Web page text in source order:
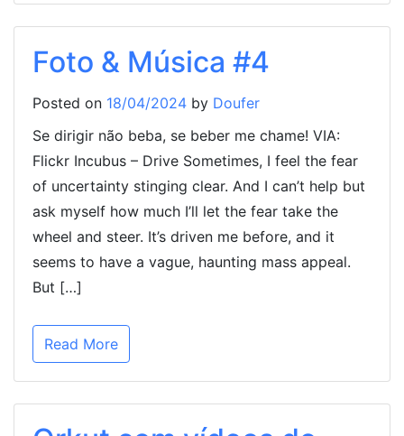
Foto & Música #4
Posted on 18/04/2024 by Doufer
Se dirigir não beba, se beber me chame! VIA:
Flickr Incubus – Drive Sometimes, I feel the fear
of uncertainty stinging clear. And I can’t help but
ask myself how much I’ll let the fear take the
wheel and steer. It’s driven me before, and it
seems to have a vague, haunting mass appeal.
But […]
Read More